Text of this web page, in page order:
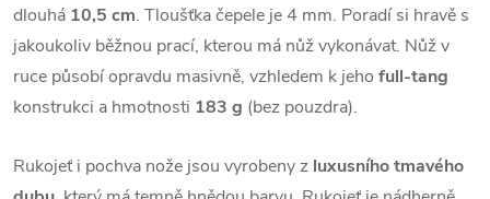
dlouhá 10,5 cm. Tloušťka čepele je 4 mm. Poradí si hravě s
jakoukoliv běžnou prací, kterou má nůž vykonávat. Nůž v
ruce působí opravdu masivně, vzhledem k jeho full-tang
konstrukci a hmotnosti 183 g (bez pouzdra).
Rukojeť i pochva nože jsou vyrobeny z luxusního tmavého